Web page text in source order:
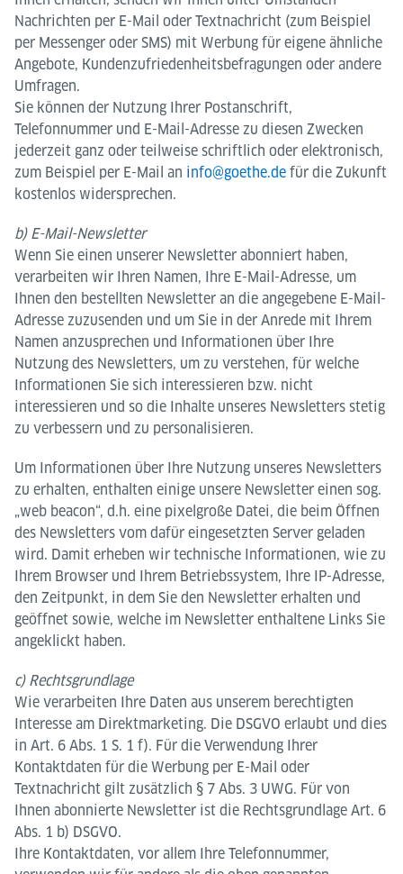
Nachrichten per E-Mail oder Textnachricht (zum Beispiel
per Messenger oder SMS) mit Werbung für eigene ähnliche
Angebote, Kundenzufriedenheitsbefragungen oder andere
Umfragen.
Sie können der Nutzung Ihrer Postanschrift,
Telefonnummer und E-Mail-Adresse zu diesen Zwecken
jederzeit ganz oder teilweise schriftlich oder elektronisch,
zum Beispiel per E-Mail an info@goethe.defür die Zukunft
kostenlos widersprechen.
b) E-Mail-Newsletter
Wenn Sie einen unserer Newsletter abonniert haben,
verarbeiten wir Ihren Namen, Ihre E-Mail-Adresse, um
Ihnen den bestellten Newsletter an die angegebene E-Mail-
Adresse zuzusenden und um Sie in der Anrede mit Ihrem
Namen anzusprechen und Informationen über Ihre
Nutzung des Newsletters, um zu verstehen, für welche
Informationen Sie sich interessieren bzw. nicht
interessieren und so die Inhalte unseres Newsletters stetig
zu verbessern und zu personalisieren.
Um Informationen über Ihre Nutzung unseres Newsletters
zu erhalten, enthalten einige unsere Newsletter einen sog.
„web beacon“, d.h. eine pixelgroße Datei, die beim Öffnen
des Newsletters vom dafür eingesetzten Server geladen
wird. Damit erheben wir technische Informationen, wie zu
Ihrem Browser und Ihrem Betriebssystem, Ihre IP-Adresse,
den Zeitpunkt, in dem Sie den Newsletter erhalten und
geöffnet sowie, welche im Newsletter enthaltene Links Sie
angeklickt haben.
c) Rechtsgrundlage
Wie verarbeiten Ihre Daten aus unserem berechtigten
Interesse am Direktmarketing. Die DSGVO erlaubt und dies
in Art. 6 Abs. 1 S. 1 f). Für die Verwendung Ihrer
Kontaktdaten für die Werbung per E-Mail oder
Textnachricht gilt zusätzlich § 7 Abs. 3 UWG. Für von
Ihnen abonnierte Newsletter ist die Rechtsgrundlage Art. 6
Abs. 1 b) DSGVO.
Ihre Kontaktdaten, vor allem Ihre Telefonnummer,